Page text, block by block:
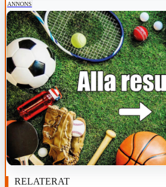
ANNONS
RELATERAT